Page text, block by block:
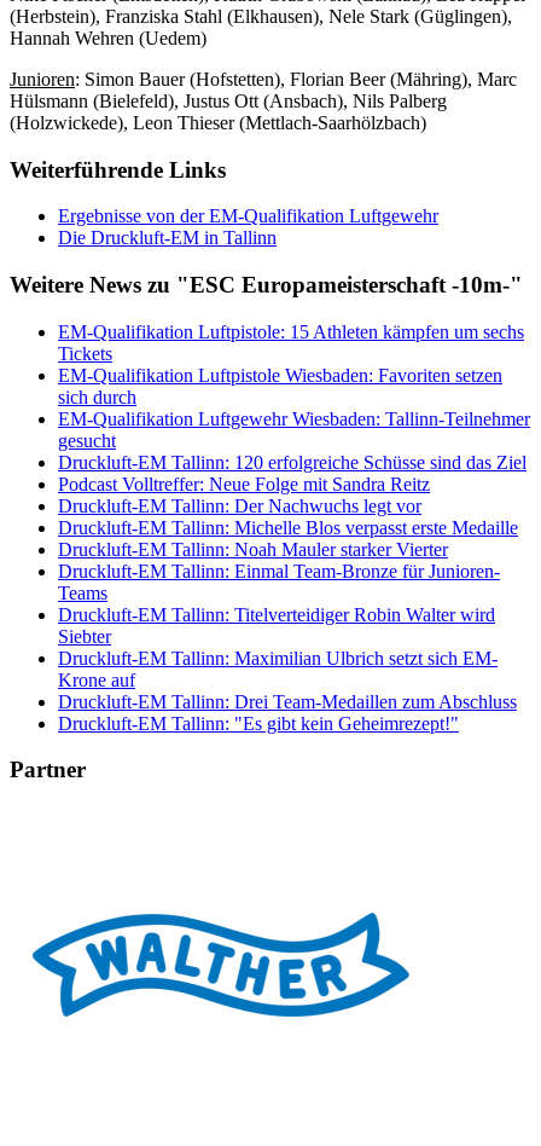
(Herbstein), Franziska Stahl (Elkhausen), Nele Stark (Güglingen),
Hannah Wehren (Uedem)
Junioren: Simon Bauer (Hofstetten), Florian Beer (Mähring), Marc
Hülsmann (Bielefeld), Justus Ott (Ansbach), Nils Palberg
(Holzwickede), Leon Thieser (Mettlach-Saarhölzbach)
Weiterführende Links
Ergebnisse von der EM-Qualifikation Luftgewehr
Die Druckluft-EM in Tallinn
Weitere News zu "ESC Europameisterschaft -10m-"
EM-Qualifikation Luftpistole: 15 Athleten kämpfen um sechs
Tickets
EM-Qualifikation Luftpistole Wiesbaden: Favoriten setzen
sich durch
EM-Qualifikation Luftgewehr Wiesbaden: Tallinn-Teilnehmer
gesucht
Druckluft-EM Tallinn: 120 erfolgreiche Schüsse sind das Ziel
Podcast Volltreffer: Neue Folge mit Sandra Reitz
Druckluft-EM Tallinn: Der Nachwuchs legt vor
Druckluft-EM Tallinn: Michelle Blos verpasst erste Medaille
Druckluft-EM Tallinn: Noah Mauler starker Vierter
Druckluft-EM Tallinn: Einmal Team-Bronze für Junioren-
Teams
Druckluft-EM Tallinn: Titelverteidiger Robin Walter wird
Siebter
Druckluft-EM Tallinn: Maximilian Ulbrich setzt sich EM-
Krone auf
Druckluft-EM Tallinn: Drei Team-Medaillen zum Abschluss
Druckluft-EM Tallinn: "Es gibt kein Geheimrezept!"
Partner